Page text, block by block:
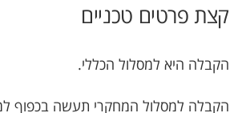
קצת פרטים טכניים
הקבלה היא למסלול הכללי.
הקבלה למסלול המחקרי תעשה בכפוף